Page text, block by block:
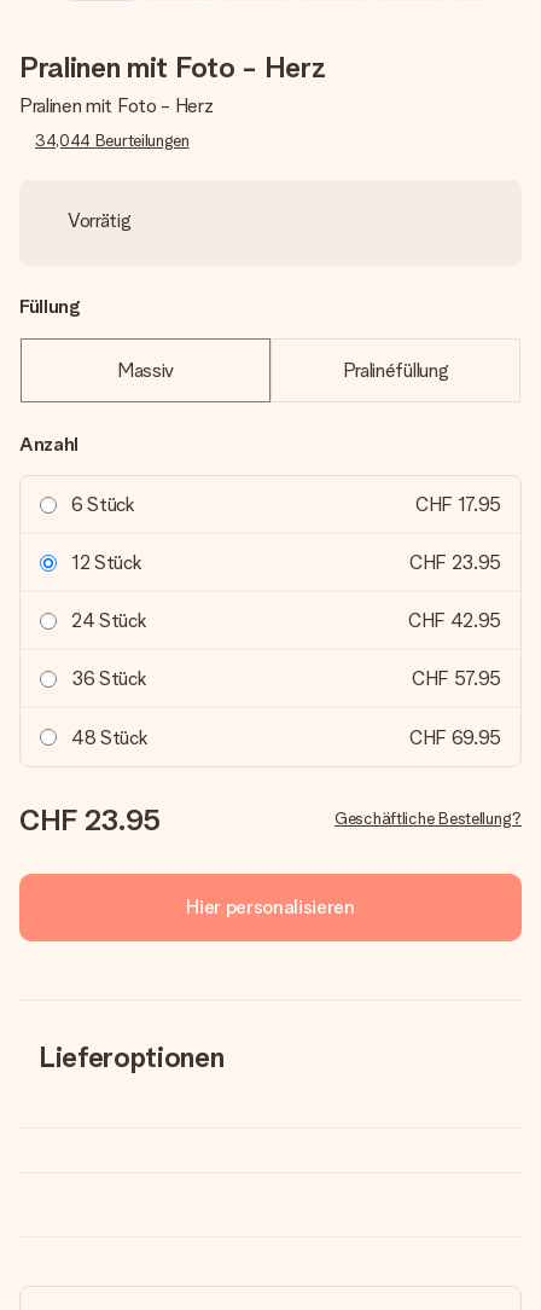
Pralinen mit Foto - Herz
Pralinen mit Foto - Herz
34,044 Beurteilungen
Vorrätig
Füllung
Massiv Pralinéfüllung
Anzahl
6 Stück CHF 17.95
12 Stück CHF 23.95
24 Stück CHF 42.95
36 Stück CHF 57.95
48 Stück CHF 69.95
CHF 23.95 Geschäftliche Bestellung?
Hier personalisieren
Lieferoptionen